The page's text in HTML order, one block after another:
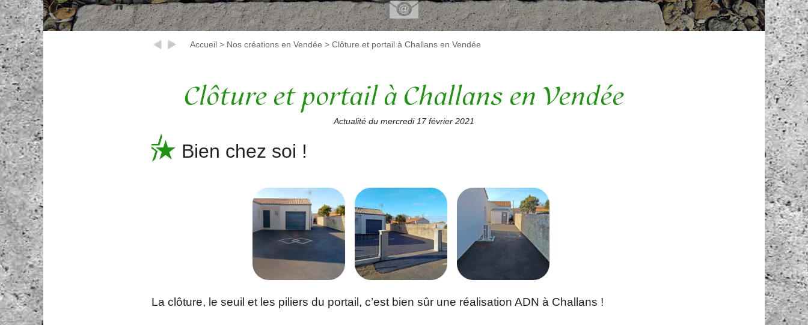
Accueil > Nos créations en Vendée > Clôture et portail à Challans en Vendée
Clôture et portail à Challans en Vendée
Actualité du mercredi 17 février 2021
Bien chez soi !
La clôture, le seuil et les piliers du portail, c’est bien sûr une réalisation ADN à Challans !